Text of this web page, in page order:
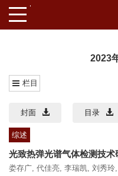
2023
栏目
封面 目录
综述
光致热弹光谱气体检测技术
娄存广, 代佳亮, 李瑞凯, 刘秀玲,